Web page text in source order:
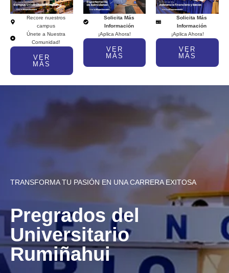
Recore nuestros
campus
Únete a Nuestra
Comunidad!
VER
MÁS
Solicita Más
Información
¡Aplica Ahora!
VER
MÁS
Solicita Más
Información
¡Aplica Ahora!
VER
MÁS
TRANSFORMA TU PASIÓN EN UNA CARRERA EXITOSA
Pregrados del
Universitario
Rumiñahui